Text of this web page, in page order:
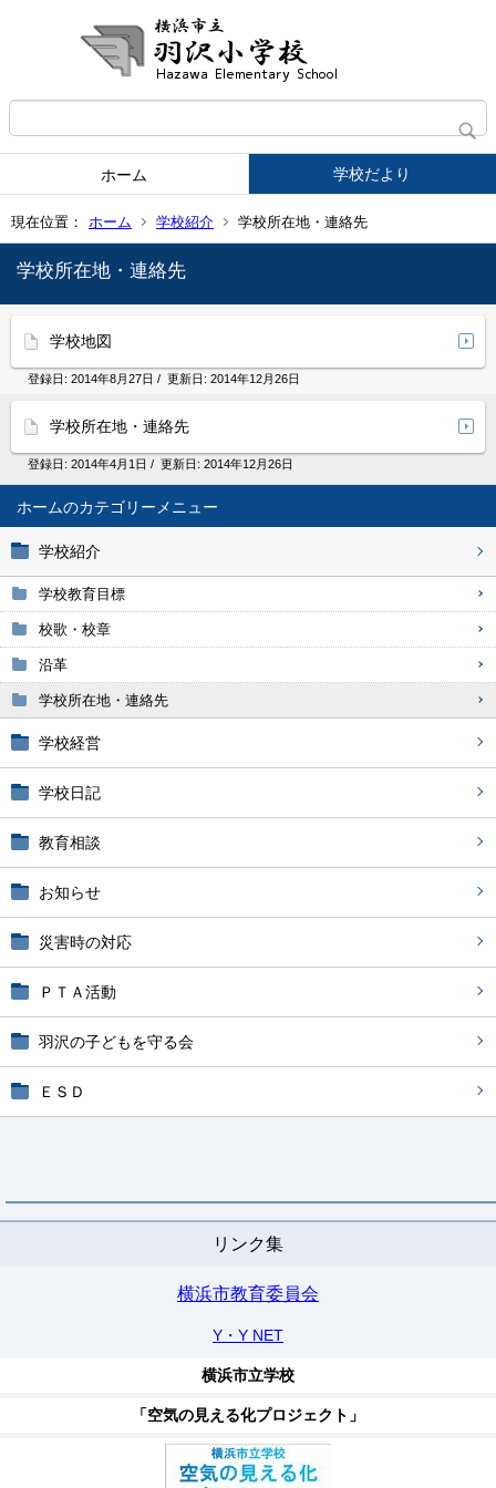
ホーム 学校だより
現在位置： ホーム 学校紹介 学校所在地・連絡先
ホーム
学校紹介
学校教育目標
校歌・校章
沿革
学校所在地・連絡先
学校経営
学校日記
教育相談
お知らせ
災害時の対応
ＰＴＡ活動
羽沢の子どもを守る会
ＥＳＤ
リンク集
横浜市教育委員会
Y・Y NET
横浜市立学校
「空気の見える化プロジェクト」
学校所在地・連絡先
学校地図
登録日: 2014年8月27日 / 更新日: 2014年12月26日
学校所在地・連絡先
登録日: 2014年4月1日 / 更新日: 2014年12月26日